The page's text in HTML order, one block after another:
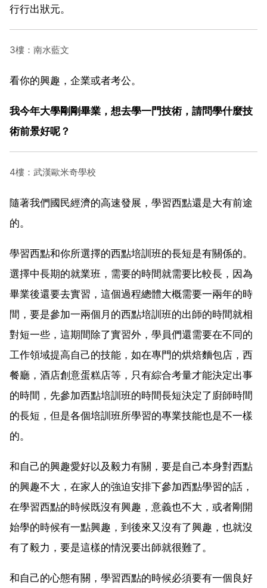
行行出狀元。
3樓：南水藍文
看你的興趣，企業或者考公。
我今年大學剛剛畢業，想去學一門技術，請問學什麼技
術前景好呢？
4樓：武漢歐米奇學校
隨著我們國民經濟的高速發展，學習西點還是大有前途
的。
學習西點和你所選擇的西點培訓班的長短是有關係的。
選擇中長期的就業班，需要的時間就需要比較長，因為
畢業後還要去實習，這個過程總體大概需要一兩年的時
間，要是參加一兩個月的西點培訓班的出師的時間就相
對短一些，這期間除了實習外，學員們還需要在不同的
工作領域提高自己的技能，如在專門的烘焙麵包店，西
餐廳，酒店創意蛋糕店等，只有綜合考量才能決定出事
的時間，先參加西點培訓班的時間長短決定了廚師時間
的長短，但是各個培訓班所學習的專業技能也是不一樣
的。
和自己的興趣愛好以及毅力有關，要是自己本身對西點
的興趣不大，在家人的強迫安排下參加西點學習的話，
在學習西點的時候既沒有興趣，意義也不大，或者剛開
始學的時候有一點興趣，到後來又沒有了興趣，也就沒
有了毅力，要是這樣的情況要出師就很難了。
和自己的心態有關，學習西點的時候必須要有一個良好